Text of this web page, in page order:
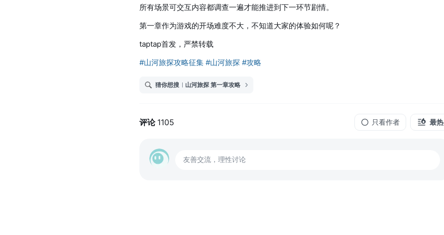
所有场景可交互内容都调查一遍才能推进到下一环节剧情。
第一章作为游戏的开场难度不大，不知道大家的体验如何呢？
taptap首发，严禁转载
#山河旅探攻略征集 #山河旅探 #攻略
猜你想搜 山河旅探 第一章攻略
评论 1105 只看作者 最热
友善交流，理性讨论